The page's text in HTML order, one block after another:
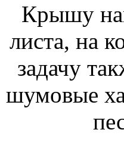
Крышу
листа, на
задачу
шумовые